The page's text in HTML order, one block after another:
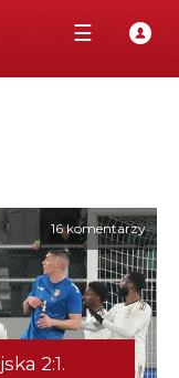
☰
16 komentarzy
2:1.